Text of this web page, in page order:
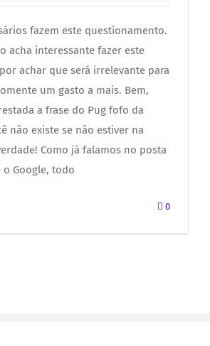
fazem este questionamento.
acha interessante fazer este
achar que será irrelevante para
um gasto a mais. Bem,
a frase do Pug fofo da
não existe se não estiver na
Como já falamos no posta
Google, todo
0